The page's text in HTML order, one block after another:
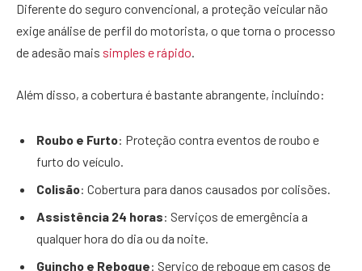
Diferente do seguro convencional, a proteção veicular não
exige análise de perfil do motorista, o que torna o processo
de adesão mais simples e rápido.
Além disso, a cobertura é bastante abrangente, incluindo:
Roubo e Furto: Proteção contra eventos de roubo e
furto do veículo.
Colisão: Cobertura para danos causados por colisões.
Assistência 24 horas: Serviços de emergência a
qualquer hora do dia ou da noite.
Guincho e Reboque: Serviço de reboque em casos de